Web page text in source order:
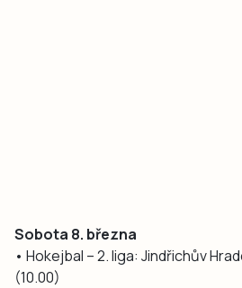
Sobota 8. března
• Hokejbal – 2. liga: Jindřichův
(10.00)